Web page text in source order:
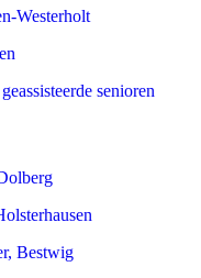
Westerholt
senioren
Bestwig